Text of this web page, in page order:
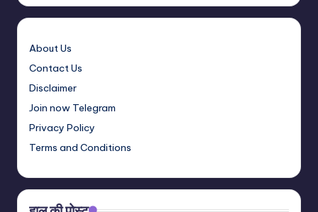
About Us
Contact Us
Disclaimer
Join now Telegram
Privacy Policy
Terms and Conditions